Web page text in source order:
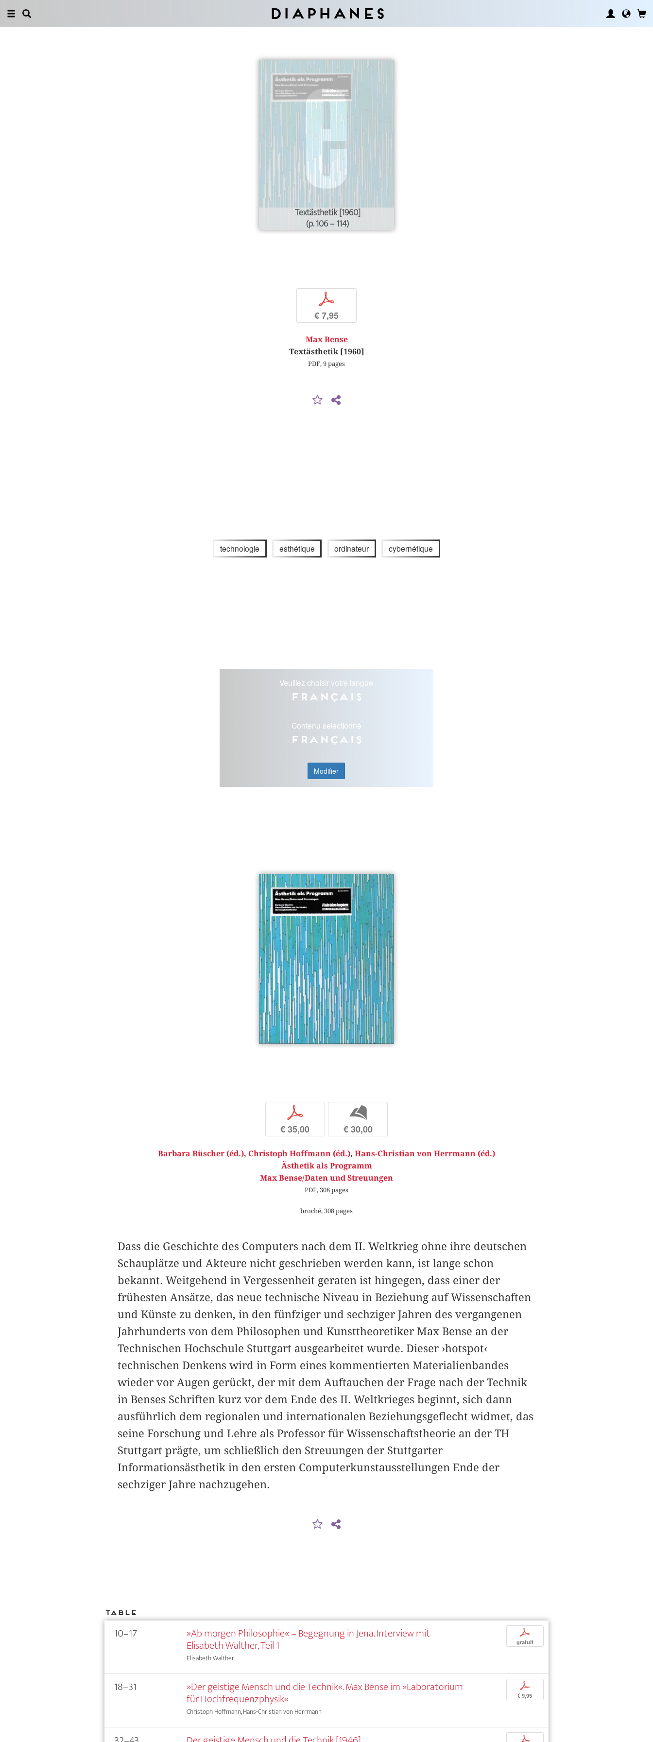
Diaphanes
Textästhetik [1960]
(p. 106 – 114)
p
€ 7,95
Max Bense
Textästhetik [1960]
PDF, 9 pages
technologie esthétique ordinateur cybernétique
Veuillez choisir votre langue
Français
Contenu selectionné
Français
Modifier
p
€ 35,00
b
€ 30,00
Barbara Büscher (éd.), Christoph Hoffmann (éd.), Hans-Christian von Herrmann (éd.)
Ästhetik als Programm
Max Bense/Daten und Streuungen
PDF, 308 pages
broché, 308 pages
Dass die Geschichte des Computers nach dem II. Weltkrieg ohne ihre deutschen
Schauplätze und Akteure nicht geschrieben werden kann, ist lange schon
bekannt. Weitgehend in Vergessenheit geraten ist hingegen, dass einer der
frühesten Ansätze, das neue technische Niveau in Beziehung auf Wissenschaften
und Künste zu denken, in den fünfziger und sechziger Jahren des vergangenen
Jahrhunderts von dem Philosophen und Kunsttheoretiker Max Bense an der
Technischen Hochschule Stuttgart ausgearbeitet wurde. Dieser ›hotspot‹
technischen Denkens wird in Form eines kommentierten Materialienbandes
wieder vor Augen gerückt, der mit dem Auftauchen der Frage nach der Technik
in Benses Schriften kurz vor dem Ende des II. Weltkrieges beginnt, sich dann
ausführlich dem regionalen und internationalen Beziehungsgeflecht widmet, das
seine Forschung und Lehre als Professor für Wissenschaftstheorie an der TH
Stuttgart prägte, um schließlich den Streuungen der Stuttgarter
Informationsästhetik in den ersten Computerkunstausstellungen Ende der
sechziger Jahre nachzugehen.
Table
10–17 »Ab morgen Philosophie« – Begegnung in Jena. Interview mit
Elisabeth Walther, Teil 1
Elisabeth Walther
p
gratuit
18–31 »Der geistige Mensch und die Technik«. Max Bense im »Laboratorium
für Hochfrequenzphysik«
Christoph Hoffmann, Hans-Christian von Herrmann
p
€ 9,95
p